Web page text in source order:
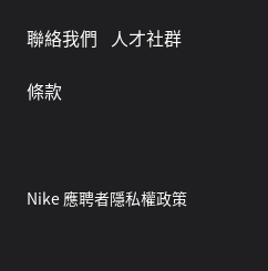
聯絡我們
人才社群
條款
Nike 應聘者隱私權政策